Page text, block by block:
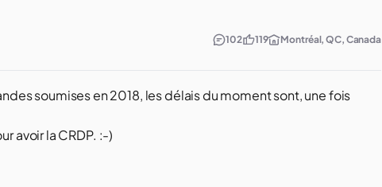
102 119 Montréal, QC, Canada
soumises en 2018, les délais du moment sont, une fois
avoir la CRDP. :-)